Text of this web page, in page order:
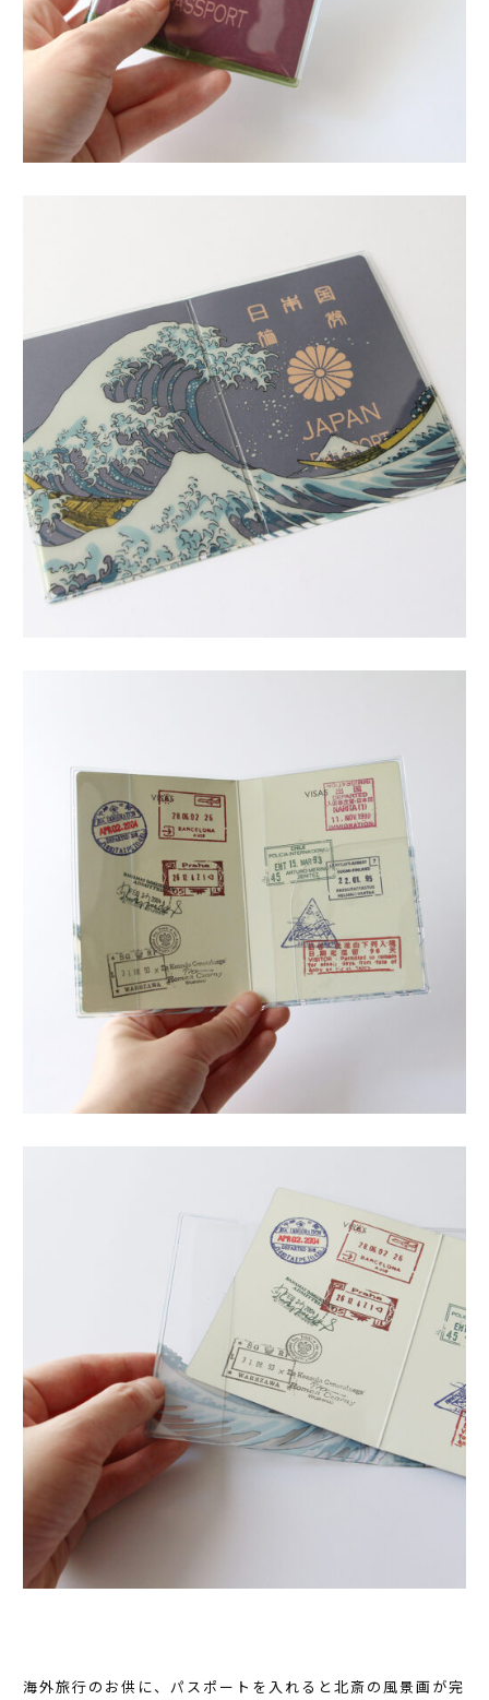
海外旅行のお供に、パスポートを入れると北斎の風景画が完